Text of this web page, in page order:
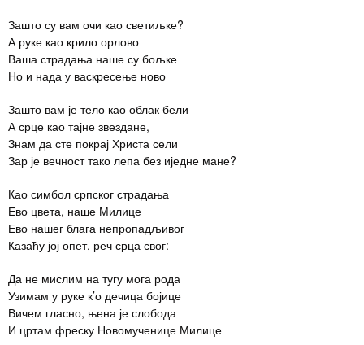
Зашто су вам очи као светиљке?
А руке као крило орлово
Ваша страдања наше су бољке
Но и нада у васкресење ново
Зашто вам је тело као облак бели
А срце као тајне звездане,
Знам да сте покрај Христа сели
Зар је вечност тако лепа без иједне мане?
Као симбол српског страдања
Ево цвета, наше Милице
Ево нашег блага непропадљивог
Казаћу јој опет, реч срца свог:
Да не мислим на тугу мога рода
Узимам у руке к’о дечица бојице
Вичем гласно, њена је слобода
И цртам фреску Новомученице Милице